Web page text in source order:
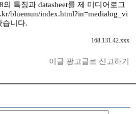
특징과 datasheet를 제 미디어로그
bluemun/index.html?in=medialog_vi
습니다.
168.131.42.xxx
이글 광고글로 신고하기